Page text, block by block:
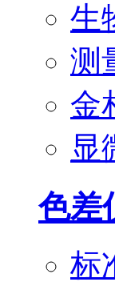
生
测
金
显
色差
标